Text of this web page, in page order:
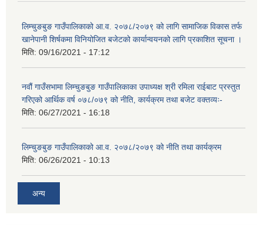
लिम्चुङबुङ गाउँपालिकाको आ.व. २०७८/२०७९ को लागि सामाजिक विकास तर्फ
खानेपानी शिर्षकमा विनियोजित बजेटको कार्यान्वयनको लागि प्रकाशित सूचना ।
मिति: 09/16/2021 - 17:12
नवौं गाउँसभामा लिम्चुङबुङ गाउँपालिकाका उपाध्यक्ष श्री रमिला राईबाट प्रस्तुत
गरिएको आर्थिक वर्ष ०७८/०७९ को नीति, कार्यक्रम तथा बजेट वक्तव्यः-
मिति: 06/27/2021 - 16:18
लिम्चुङबुङ गाउँपालिकाको आ.व. २०७८/२०७९ को नीति तथा कार्यक्रम
मिति: 06/26/2021 - 10:13
अन्य